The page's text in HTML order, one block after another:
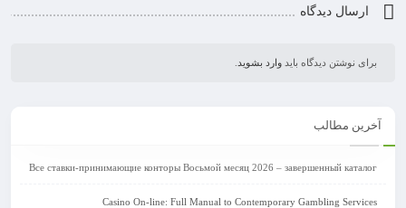
ارسال دیدگاه
برای نوشتن دیدگاه باید وارد بشوید
آخرین مطالب
Все ставки-принимающие конторы Восьмой месяц 2026 – завершенный каталог
Casino On-line: Full Manual to Contemporary Gambling Services